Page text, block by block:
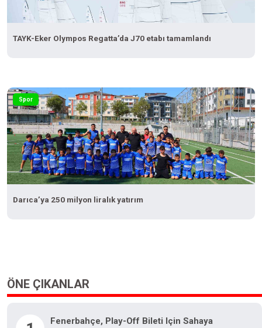
TAYK-Eker Olympos Regatta’da J70 etabı tamamlandı
Spor
Darıca’ya 250 milyon liralık yatırım
ÖNE ÇIKANLAR
Fenerbahçe, Play-Off Bileti Için Sahaya